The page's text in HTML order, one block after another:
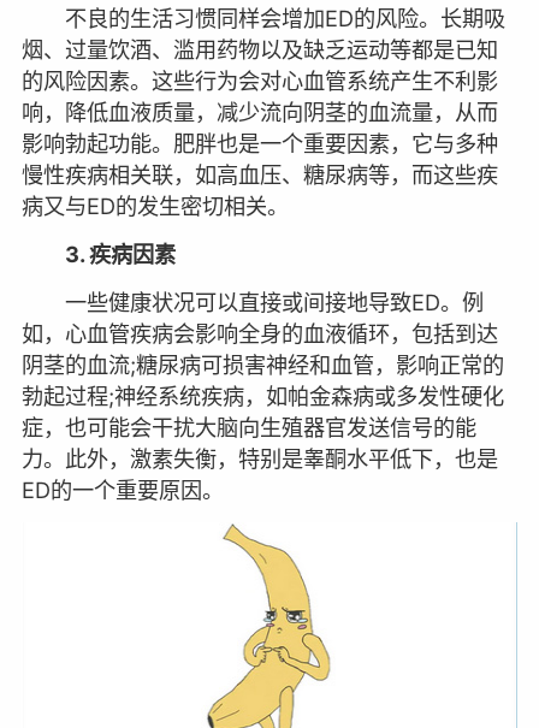
不良的生活习惯同样会增加ED的风险。长期吸
烟、过量饮酒、滥用药物以及缺乏运动等都是已知
的风险因素。这些行为会对心血管系统产生不利影
响，降低血液质量，减少流向阴茎的血流量，从而
影响勃起功能。肥胖也是一个重要因素，它与多种
慢性疾病相关联，如高血压、糖尿病等，而这些疾
病又与ED的发生密切相关。
3. 疾病因素
一些健康状况可以直接或间接地导致ED。例
如，心血管疾病会影响全身的血液循环，包括到达
阴茎的血流;糖尿病可损害神经和血管，影响正常的
勃起过程;神经系统疾病，如帕金森病或多发性硬化
症，也可能会干扰大脑向生殖器官发送信号的能
力。此外，激素失衡，特别是睾酮水平低下，也是
ED的一个重要原因。